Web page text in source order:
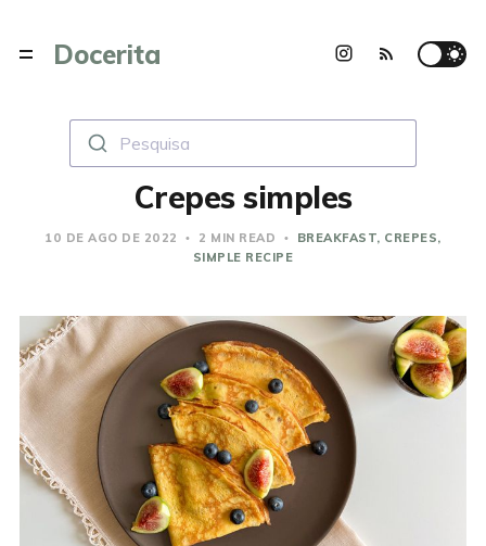
Docerita
Pesquisa
Crepes simples
10 DE AGO DE 2022 2 MIN READ BREAKFAST CREPES
SIMPLE RECIPE